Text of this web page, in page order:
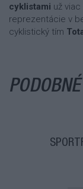
cyklistami už
reprezentácie v
cyklistický tím